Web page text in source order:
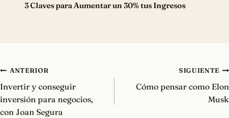
3 Claves para Aumentar un 30% tus Ingresos
Navegación
de
entradas
ANTERIOR
Invertir y conseguir
inversión para negocios,
con Joan Segura
SIGUIENTE
Cómo pensar como Elon
Musk